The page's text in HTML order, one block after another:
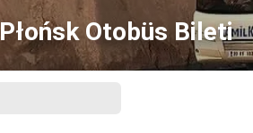
Płońsk Otobüs Bileti